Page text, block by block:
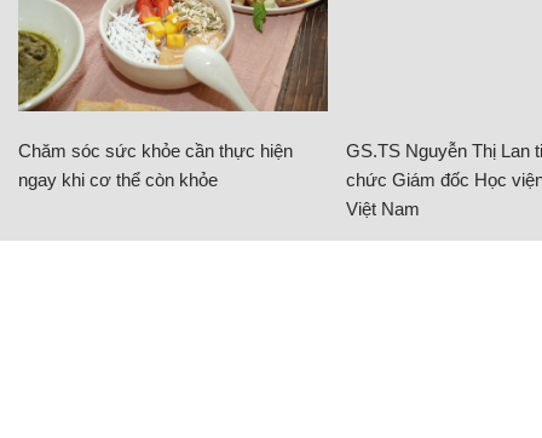
Chăm sóc sức khỏe cần thực hiện
ngay khi cơ thể còn khỏe
GS.TS Nguyễn Thị Lan
chức Giám đốc Học
Việt Nam